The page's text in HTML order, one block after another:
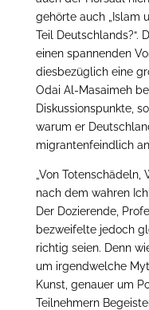
gehörte auch „Islam
Teil Deutschlands?“.
einen spannenden
diesbezüglich eine
Odai Al-Masaimeh
Diskussionspunkte,
warum er
migrantenfeindlich
„Von
nach dem wahren
Der Dozierende,
bezweifelte jedoch
richtig seien. Denn
um irgendwelche
Kunst, genauer um
Teilnehmern